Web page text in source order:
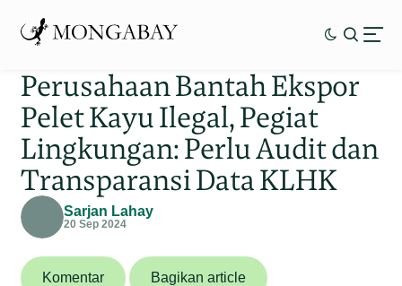
Perusahaan Bantah Ekspor
Pelet Kayu Ilegal, Pegiat
Lingkungan: Perlu Audit dan
Transparansi Data KLHK
Sarjan Lahay
20 Sep 2024
Komentar Bagikan article